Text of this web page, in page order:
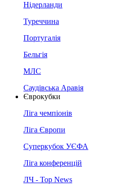
Нідерланди
Туреччина
Португалія
Бельгія
МЛС
Саудівська Аравія
Єврокубки
Ліга чемпіонів
Ліга Європи
Суперкубок УЄФА
Ліга конференцій
ЛЧ - Top News